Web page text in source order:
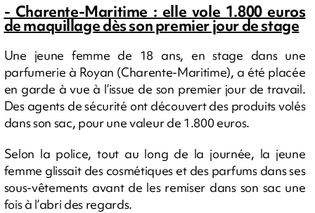
- Charente-Maritime : elle vole 1.800 euros
de maquillage dès son premier jour de stage
Une jeune femme de 18 ans, en stage dans une
parfumerie à Royan (Charente-Maritime), a été placée
en garde à vue à l’issue de son premier jour de travail.
Des agents de sécurité ont découvert des produits volés
dans son sac, pour une valeur de 1.800 euros.
Selon la police, tout au long de la journée, la jeune
femme glissait des cosmétiques et des parfums dans ses
sous-vêtements avant de les remiser dans son sac une
fois à l’abri des regards.